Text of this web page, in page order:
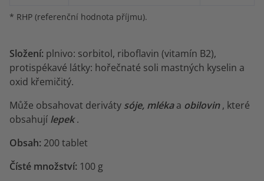
* RHP (referenční hodnota příjmu).
Složení: plnivo: sorbitol, riboflavin (vitamín B2),
protispékavé látky: hořečnaté soli mastných kyselin a
oxid křemičitý.
Může obsahovat deriváty sóje, mlékaa obilovin, které
obsahují lepek.
Obsah: 200 tablet
Čísté množství: 100 g